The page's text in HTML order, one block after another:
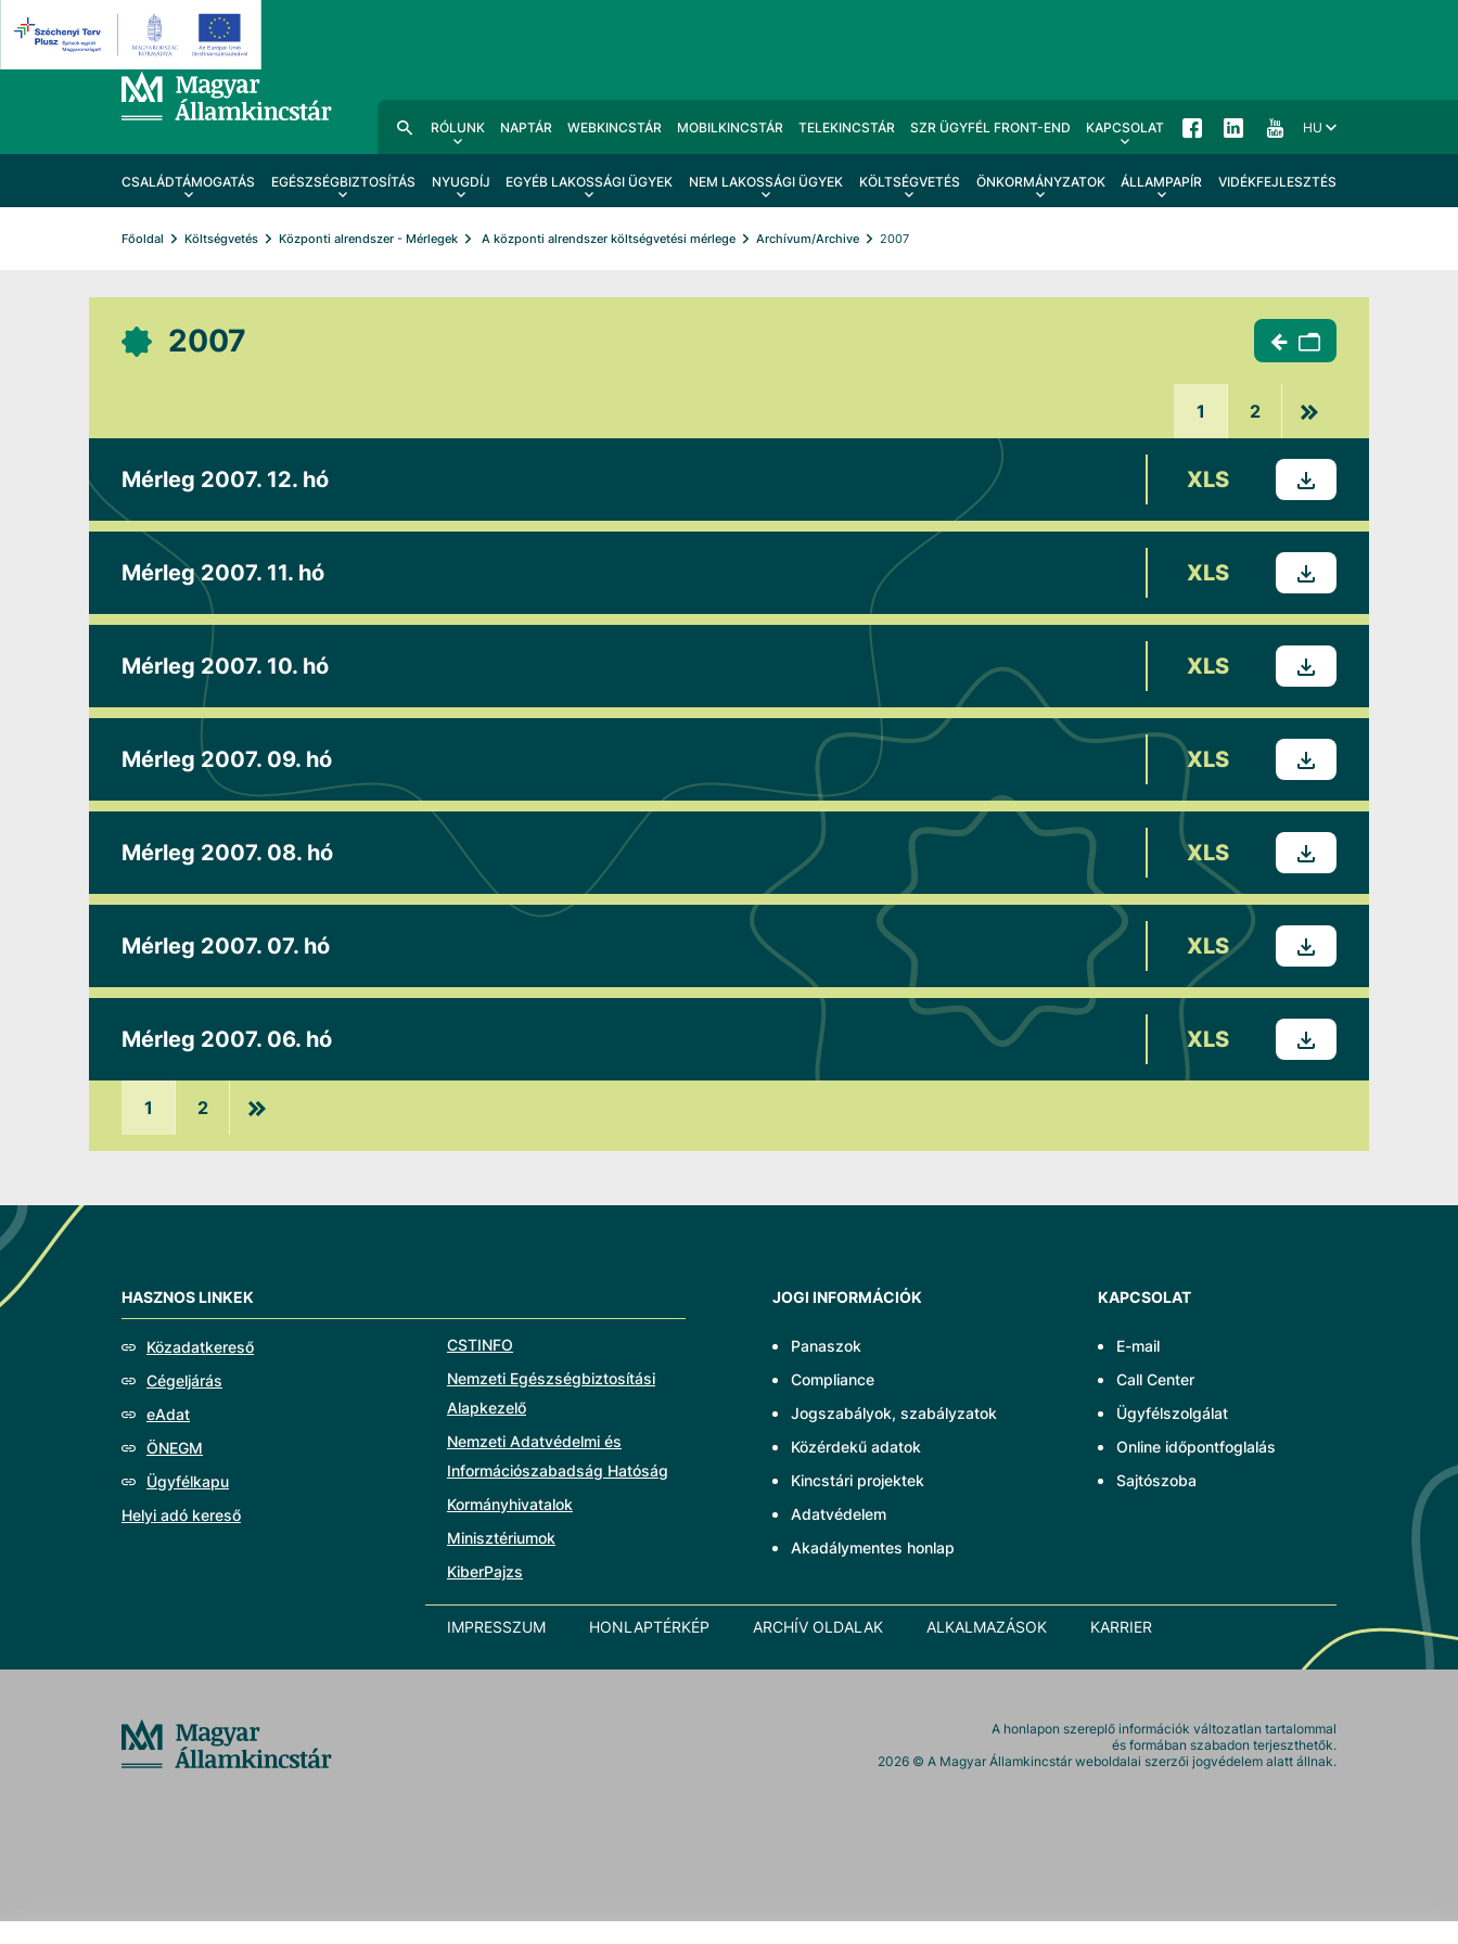
RÓLUNK NAPTÁR WEBKINCSTÁR MOBILKINCSTÁR TELEKINCSTÁR SZR ÜGYFÉL FRONT-END KAPCSOLAT HU
CSALÁDTÁMOGATÁS EGÉSZSÉGBIZTOSÍTÁS NYUGDÍJ EGYÉB LAKOSSÁGI ÜGYEK NEM LAKOSSÁGI ÜGYEK KÖLTSÉGVETÉS ÖNKORMÁNYZATOK ÁLLAMPAPÍR VIDÉKFEJLESZTÉS
Főoldal Költségvetés Központi alrendszer - Mérlegek A központi alrendszer költségvetési mérlege Archívum/Archive 2007
2007
1 2
Mérleg 2007. 12. hó XLS
Mérleg 2007. 11. hó XLS
Mérleg 2007. 10. hó XLS
Mérleg 2007. 09. hó XLS
Mérleg 2007. 08. hó XLS
Mérleg 2007. 07. hó XLS
Mérleg 2007. 06. hó XLS
1 2
HASZNOS LINKEK
Közadatkereső
Cégeljárás
eAdat
ÖNEGM
Ügyfélkapu
Helyi adó kereső
CSTINFO
Nemzeti Egészségbiztosítási
Alapkezelő
Nemzeti Adatvédelmi és
Információszabadság Hatóság
Kormányhivatalok
Minisztériumok
KiberPajzs
JOGI INFORMÁCIÓK
Panaszok
Compliance
Jogszabályok, szabályzatok
Közérdekű adatok
Kincstári projektek
Adatvédelem
Akadálymentes honlap
KAPCSOLAT
E-mail
Call Center
Ügyfélszolgálat
Online időpontfoglalás
Sajtószoba
IMPRESSZUM HONLAPTÉRKÉP ARCHÍV OLDALAK ALKALMAZÁSOK KARRIER
A honlapon szereplő információk változatlan tartalommal
és formában szabadon terjeszthetők.
2026 © A Magyar Államkincstár weboldalai szerzői jogvédelem alatt állnak.